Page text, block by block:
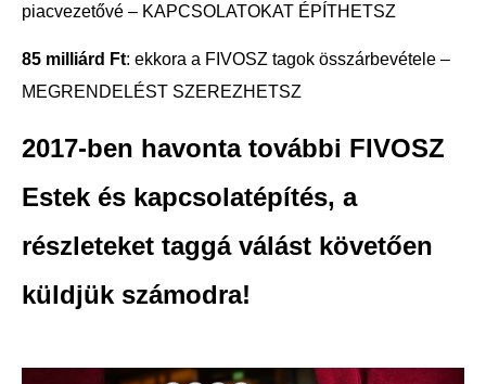
piacvezetővé – KAPCSOLATOKAT ÉPÍTHETSZ
85 milliárd Ft: ekkora a FIVOSZ tagok összárbevétele –
MEGRENDELÉST SZEREZHETSZ
2017-ben havonta további FIVOSZ
Estek és kapcsolatépítés, a
részleteket taggá válást követően
küldjük számodra!